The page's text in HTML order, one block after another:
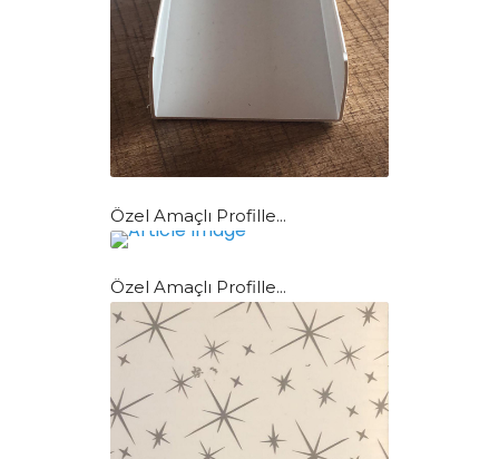
Özel Amaçlı Profille...
Özel Amaçlı Profille...